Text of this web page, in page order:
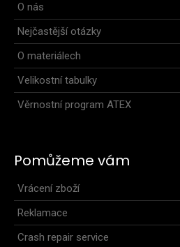
O nás
Nejčastější otázky
O materiálech
Velikostní tabulky
Věrnostní program ATEX
Pomůžeme vám
Vrácení zboží
Reklamace
Crash repair service